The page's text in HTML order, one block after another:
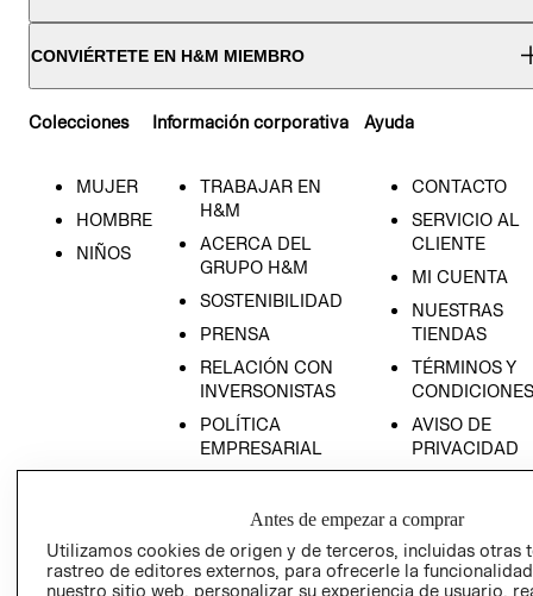
CONVIÉRTETE EN H&M MIEMBRO
Colecciones
MUJER
HOMBRE
NIÑOS
Información corporativa
TRABAJAR EN
H&M
ACERCA DEL
GRUPO H&M
SOSTENIBILIDAD
PRENSA
RELACIÓN CON
INVERSONISTAS
POLÍTICA
EMPRESARIAL
Ayuda
CONTACTO
SERVICIO AL
CLIENTE
MI CUENTA
NUESTRAS
TIENDAS
TÉRMINOS Y
CONDICIONES
AVISO DE
PRIVACIDAD
AVISO DE
LIBRO DE
Antes de empezar a comprar
Utilizamos cookies de origen y de terceros, incluidas otras
rastreo de editores externos, para ofrecerle la
nuestro sitio web, personalizar su experiencia de usuario,